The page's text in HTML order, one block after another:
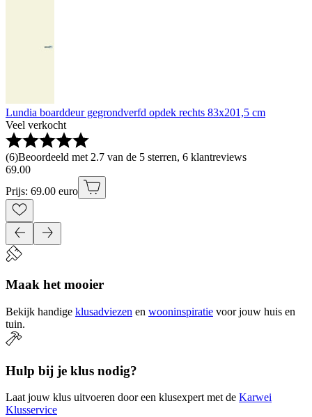
Lundia boarddeur gegrondverfd opdek rechts 83x201,5 cm
Veel verkocht
(6)Beoordeeld met 2.7 van de 5 sterren, 6 klantreviews
69.00
Prijs: 69.00 euro
Maak het mooier
Bekijk handige klusadviezen en wooninspiratie voor jouw huis en
tuin.
Hulp bij je klus nodig?
Laat jouw klus uitvoeren door een klusexpert met de Karwei
Klusservice